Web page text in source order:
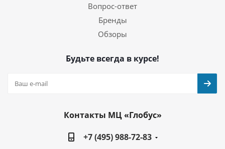
Вопрос-ответ
Бренды
Обзоры
Будьте всегда в курсе!
Контакты МЦ «Глобус»
+7 (495) 988-72-83